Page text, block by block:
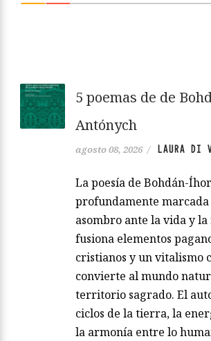
5 poemas de de
Antónych
agosto 08, 2026 / LAURA DI
La poesía de Bohdán-
profundamente
asombro ante la vida y
fusiona elementos
cristianos y un vitalismo
convierte al mundo
territorio sagrado. El
ciclos de la tierra, la
la armonía entre lo